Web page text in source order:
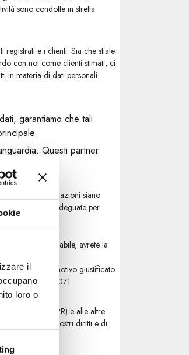
il
loro o
sono condotte in stretta
e i clienti. Sia che stiate
con noi come clienti stimati, ci
in materia di dati personali.
garantiamo che tali
Questi partner
le vostre informazioni siano
organizzative adeguate per
e, ove applicabile, avrete la
vi è un motivo giustificato
o +39 067200071.
dei dati (GDPR) e alle altre
dei vostri diritti e di